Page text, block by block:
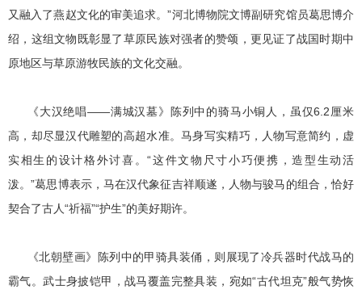
又融入了燕赵文化的审美追求。”河北博物院文博副研究馆员葛思博介
绍，这组文物既彰显了草原民族对强者的赞颂，更见证了战国时期中
原地区与草原游牧民族的文化交融。
《大汉绝唱——满城汉墓》陈列中的骑马小铜人，虽仅6.2厘米
高，却尽显汉代雕塑的高超水准。马身写实精巧，人物写意简约，虚
实相生的设计格外讨喜。“这件文物尺寸小巧便携，造型生动活
泼。”葛思博表示，马在汉代象征吉祥顺遂，人物与骏马的组合，恰好
契合了古人“祈福”“护生”的美好期许。
《北朝壁画》陈列中的甲骑具装俑，则展现了冷兵器时代战马的
霸气。武士身披铠甲，战马覆盖完整具装，宛如“古代坦克”般气势恢